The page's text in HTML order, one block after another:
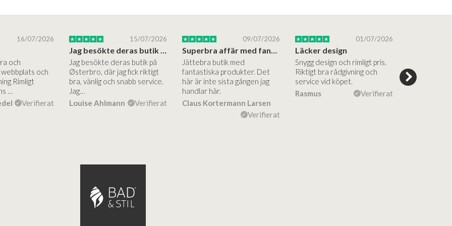
16/07/2026
och
och
Rimligt
…
Verifierat
15/07/2026
Jag besökte deras butik på Østerbro.
Jag besökte deras butik på
Østerbro, där jag fick riktigt
bra, vänlig och snabb service.
Jag…
Louise Ahlmann
Verifierat
09/07/2026
Superbra affär med fantastiska produkter
Jättebra butik med
fantastiska produkter. Det
här är inte sista gången jag
handlar här.
Claus Kortermann Larsen
Verifierat
01/07/2026
Läcker design
Snygg design och rimligt pris.
Riktigt bra rådgivning och
service vid köpet.
Rasmus
Verifierat
hjälpsamma
vägledning